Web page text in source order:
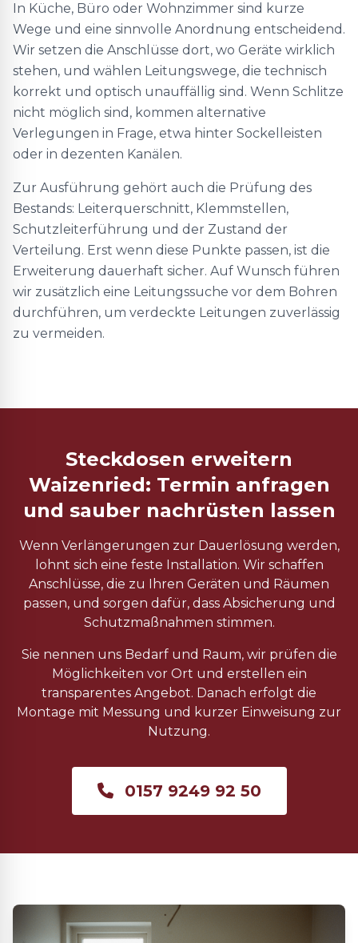
In Küche, Büro oder Wohnzimmer sind kurze
Wege und eine sinnvolle Anordnung entscheidend.
Wir setzen die Anschlüsse dort, wo Geräte wirklich
stehen, und wählen Leitungswege, die technisch
korrekt und optisch unauffällig sind. Wenn Schlitze
nicht möglich sind, kommen alternative
Verlegungen in Frage, etwa hinter Sockelleisten
oder in dezenten Kanälen.
Zur Ausführung gehört auch die Prüfung des
Bestands: Leiterquerschnitt, Klemmstellen,
Schutzleiterführung und der Zustand der
Verteilung. Erst wenn diese Punkte passen, ist die
Erweiterung dauerhaft sicher. Auf Wunsch führen
wir zusätzlich eine Leitungssuche vor dem Bohren
durchführen, um verdeckte Leitungen zuverlässig
zu vermeiden.
Steckdosen erweitern
Waizenried: Termin anfragen
und sauber nachrüsten lassen
Wenn Verlängerungen zur Dauerlösung werden,
lohnt sich eine feste Installation. Wir schaffen
Anschlüsse, die zu Ihren Geräten und Räumen
passen, und sorgen dafür, dass Absicherung und
Schutzmaßnahmen stimmen.
Sie nennen uns Bedarf und Raum, wir prüfen die
Möglichkeiten vor Ort und erstellen ein
transparentes Angebot. Danach erfolgt die
Montage mit Messung und kurzer Einweisung zur
Nutzung.
0157 9249 92 50